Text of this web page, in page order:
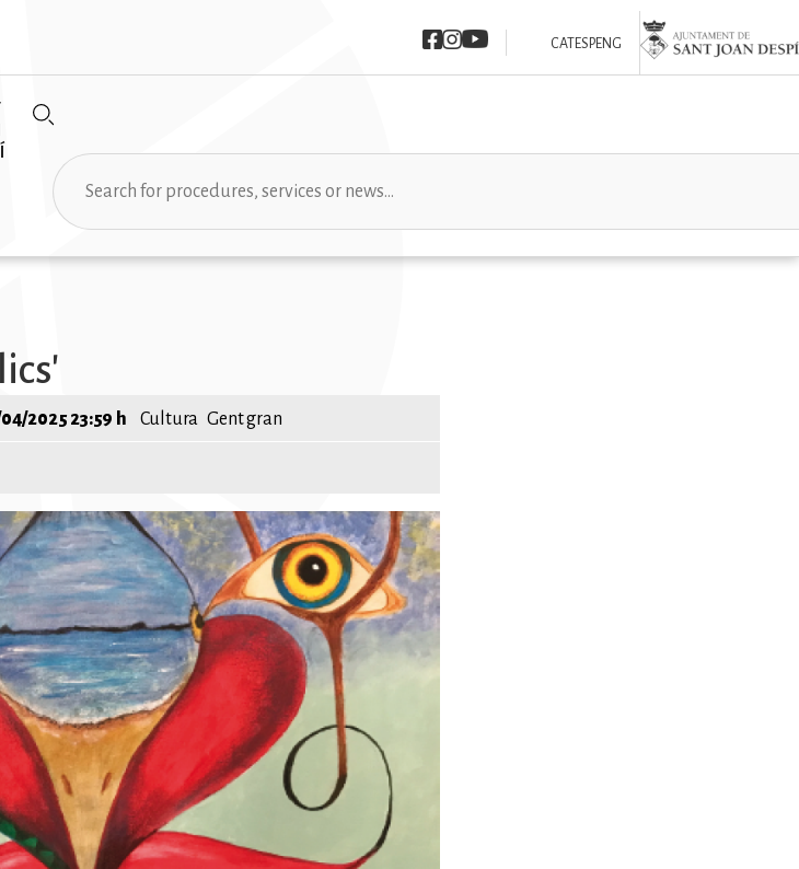
Imatge
Imatge
Imatge CAT ESPENG
Imatge
Search
2025 23:59 h Cultura Gent gran